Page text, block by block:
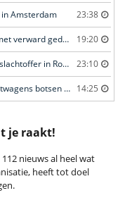
Amsterdam 23:38
Politie zet groots in bij incident met man met verward gedrag in Leeuwarden 19:20
Uitslaande woningbrand leidt tot dodelijk slachtoffer in Rotterdam 23:10
Grote verkeershinder doordat twee vrachtwagens botsen tunnel in Zwijndrecht 14:25
je raakt!
nieuws al heel wat
heeft tot doel